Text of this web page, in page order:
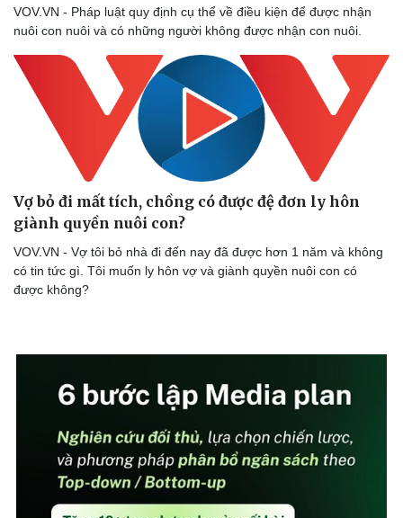
VOV.VN - Pháp luật quy định cụ thể về điều kiện để được nhận
nuôi con nuôi và có những người không được nhận con nuôi.
Vợ bỏ đi mất tích, chồng có được đệ đơn ly hôn
giành quyền nuôi con?
VOV.VN - Vợ tôi bỏ nhà đi đến nay đã được hơn 1 năm và không
có tin tức gì. Tôi muốn ly hôn vợ và giành quyền nuôi con có
được không?